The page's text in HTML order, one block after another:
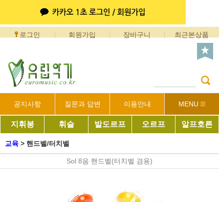
로그인 회원가입 장바구니 최근본상품
공지사항 질문과 답변 이용안내 MENU
지휘봉 휘슬 발도르프 오르프 알프호른
교육 > 핸드벨/터치벨
Sol 8음 핸드벨(터치벨 겸용)